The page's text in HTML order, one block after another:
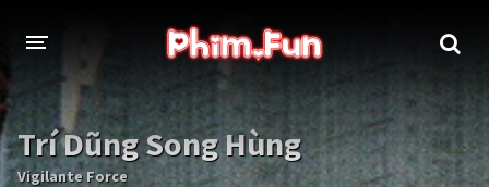
THỂ LOẠI
Thần thoại - Cổ trang Hành động
Trí Dũng Song Hùng
Vigilante Force